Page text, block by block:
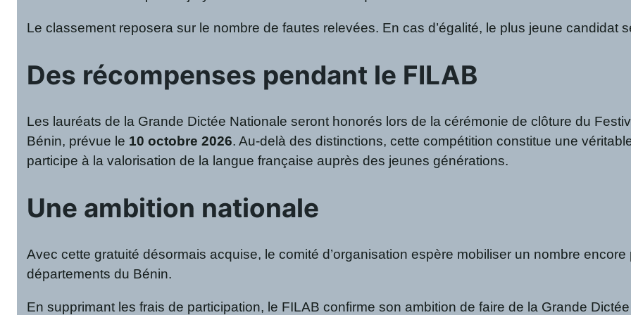
Le classement reposera sur le nombre de fautes relevées. En cas d’égalité, le plus jeune candidat
Des récompenses pendant le FILAB
Les lauréats de la Grande Dictée Nationale seront honorés lors de la cérémonie de clôture du
Bénin, prévue le 10 octobre 2026. Au-delà des distinctions, cette compétition constitue une
participe à la valorisation de la langue française auprès des jeunes générations.
Une ambition nationale
Avec cette gratuité désormais acquise, le comité d’organisation espère mobiliser un nombre
départements du Bénin.
En supprimant les frais de participation, le FILAB confirme son ambition de faire de la Grande